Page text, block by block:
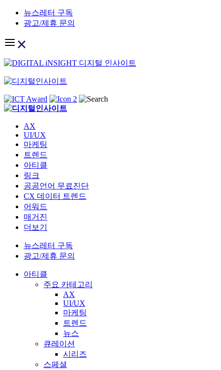
Skip
content
뉴스레터 구독
광고/제휴 문의
AX
UI/UX
마케팅
트렌드
아티클
링크
공공언어 무료진단
CX 데이터 트렌드
어워드
매거진
더보기
뉴스레터 구독
광고/제휴 문의
아티클
주요 카테고리
AX
UI/UX
마케팅
트렌드
뉴스
큐레이션
시리즈
스페셜